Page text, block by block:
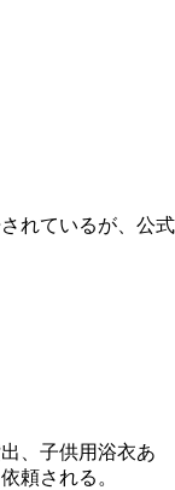
れているが、公式
、子供用浴衣あ
頼される。